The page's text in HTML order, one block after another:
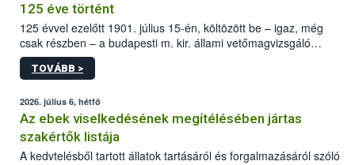
125 éve történt
125 évvel ezelőtt 1901. július 15-én, költözött be – igaz, még
csak részben – a budapesti m. kir. állami vetőmagvizsgáló
állomás a Kis Rókus utca 15. szám alatti, Czigler Győző által
tervezett új épületébe.
TOVÁBB >
2026. július 6, hétfő
Az ebek viselkedésének megítélésében jártas
szakértők listája
A kedvtelésből tartott állatok tartásáról és forgalmazásáról szóló